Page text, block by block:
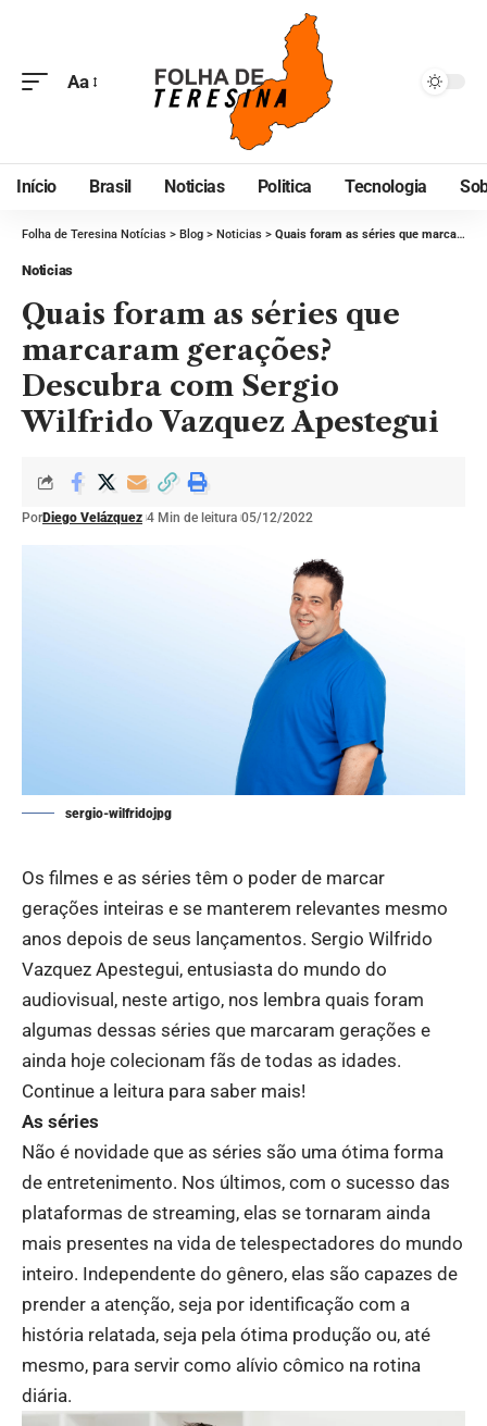
Aa
Início Brasil Noticias Politica Tecnologia
Folha de Teresina Notícias > Blog > Noticias > Quais foram as séries que marcaram gerações? Descubra com Sergio Wilfrido Vazquez Apestegui
Noticias
Quais foram as séries que
marcaram gerações?
Descubra com Sergio
Wilfrido Vazquez Apestegui
PorDiego Velázquez 4 Min de leitura 05/12/2022
sergio-wilfridojpg
Os filmes e as séries têm o poder de marcar
gerações inteiras e se manterem relevantes mesmo
anos depois de seus lançamentos. Sergio Wilfrido
Vazquez Apestegui, entusiasta do mundo do
audiovisual, neste artigo, nos lembra quais foram
algumas dessas séries que marcaram gerações e
ainda hoje colecionam fãs de todas as idades.
Continue a leitura para saber mais!
As séries
Não é novidade que as séries são uma ótima forma
de entretenimento. Nos últimos, com o sucesso das
plataformas de streaming, elas se tornaram ainda
mais presentes na vida de telespectadores do mundo
inteiro. Independente do gênero, elas são capazes de
prender a atenção, seja por identificação com a
história relatada, seja pela ótima produção ou, até
mesmo, para servir como alívio cômico na rotina
diária.